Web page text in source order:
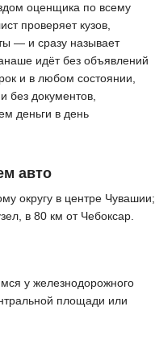
оценщика по всему
проверяет кузов,
— и сразу называет
идёт без объявлений
и в любом состоянии,
без документов,
деньги в день
авто
округу в центре Чувашии;
в 80 км от Чебоксар.
у железнодорожного
площади или